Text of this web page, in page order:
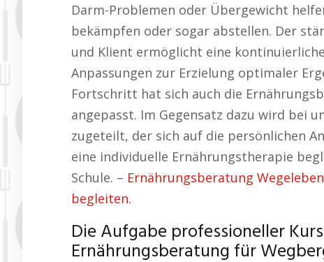
Darm-Problemen oder Übergewicht
bekämpfen oder sogar abstellen. Der
und Klient ermöglicht eine
Anpassungen zur Erzielung optimaler
Fortschritt hat sich auch die
angepasst. Im Gegensatz dazu wird bei
zugeteilt, der sich auf die persönlichen
eine individuelle Ernährungstherapie
Schule. – Ernährungsberatung
begleiten.
Die Aufgabe professioneller
Ernährungsberatung für